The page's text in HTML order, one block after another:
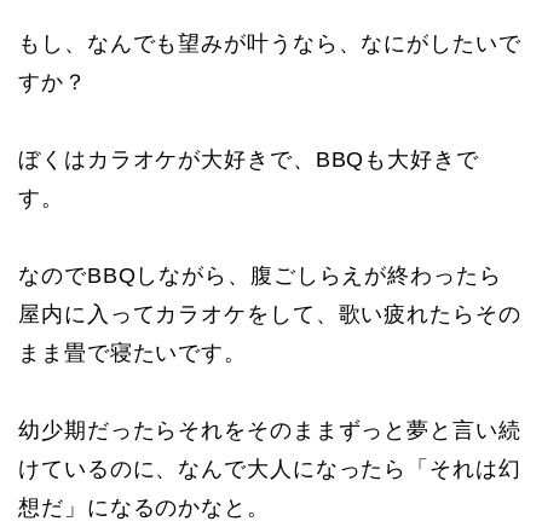
もし、なんでも望みが叶うなら、なにがしたいで
すか？
ぼくはカラオケが大好きで、BBQも大好きで
す。
なのでBBQしながら、腹ごしらえが終わったら
屋内に入ってカラオケをして、歌い疲れたらその
まま畳で寝たいです。
幼少期だったらそれをそのままずっと夢と言い続
けているのに、なんで大人になったら「それは幻
想だ」になるのかなと。